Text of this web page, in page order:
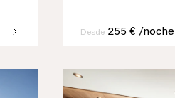
Desde 255 € /noche